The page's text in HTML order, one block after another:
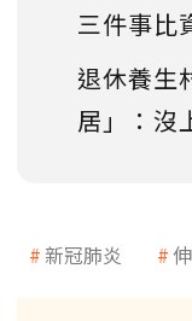
三件事比
退休養生
居」：沒
新冠肺炎